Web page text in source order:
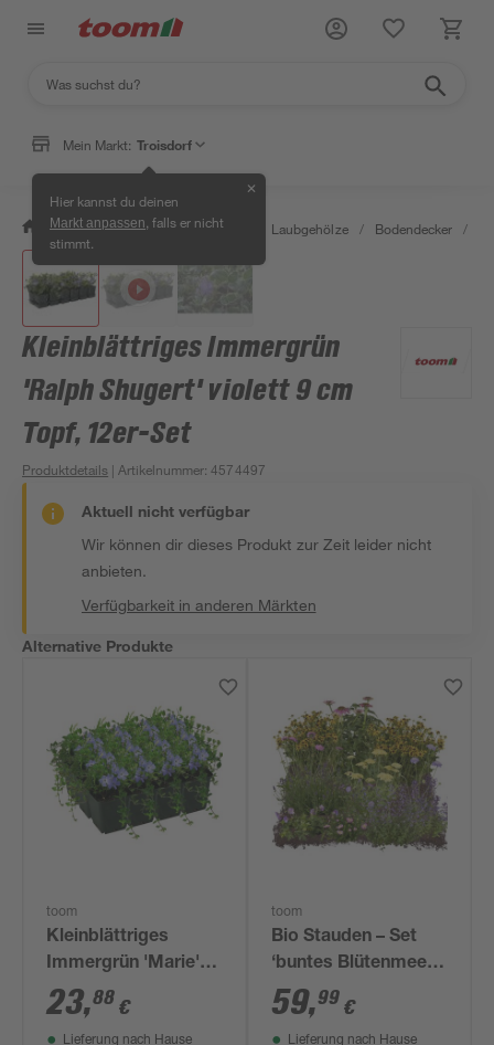
Mein Markt: Troisdorf
Hier kannst du deinen
Markt anpassen , falls er nicht
stimmt.
✕
/ Garten & Freizeit / Pflanzen Laubgehölze / Bodendecker /
Kleinblättriges Immergrün
'Ralph Shugert' violett 9 cm
Topf, 12er-Set
Produktdetails | Artikelnummer:4574497
Aktuell nicht verfügbar
Wir können dir dieses Produkt zur Zeit leider nicht
anbieten.
Verfügbarkeit in anderen Märkten
Alternative Produkte
toom
Kleinblättriges
Immergrün 'Marie'
violett 9 cm Topf,
12er-Set
23,88 €
Lieferung nach Hause
toom
Bio Stauden – Set
‘buntes Blütenmeer‘
12 Pflanzen für 2 m²
59,99 €
Lieferung nach Hause